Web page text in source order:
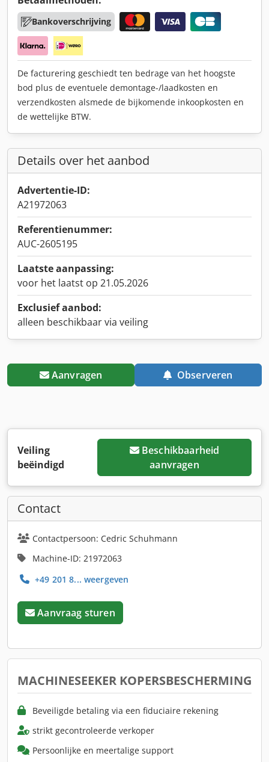
Bankoverschrijving
De facturering geschiedt ten bedrage van het hoogste
bod plus de eventuele demontage-/laadkosten en
verzendkosten alsmede de bijkomende inkoopkosten en
de wettelijke BTW.
Details over het aanbod
Advertentie-ID:
A21972063
Referentienummer:
AUC-2605195
Laatste aanpassing:
voor het laatst op 21.05.2026
Exclusief aanbod:
alleen beschikbaar via veiling
Aanvragen Observeren
Veiling
beëindigd
Beschikbaarheid
aanvragen
Contact
Contactpersoon: Cedric Schuhmann
Machine-ID: 21972063
+49 201 8... weergeven
Aanvraag sturen
MACHINESEEKER KOPERSBESCHERMING
Beveiligde betaling via een fiduciaire rekening
strikt gecontroleerde verkoper
Persoonlijke en meertalige support